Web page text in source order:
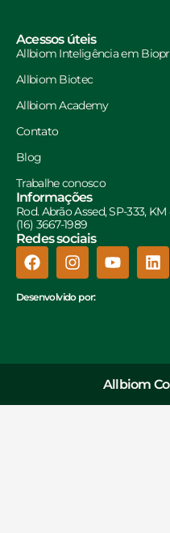
Acessos úteis
Allbiom Inteligência em
Allbiom Biotec
Allbiom Academy
Contato
Blog
Trabalhe conosco
Informações
Rod. Abrão Assed, SP-333,
(16) 3667-1989
Redes sociais
Desenvolvido por:
Allbiom